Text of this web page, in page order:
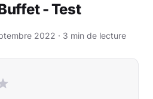
- Test
2022 · 3 min de lecture